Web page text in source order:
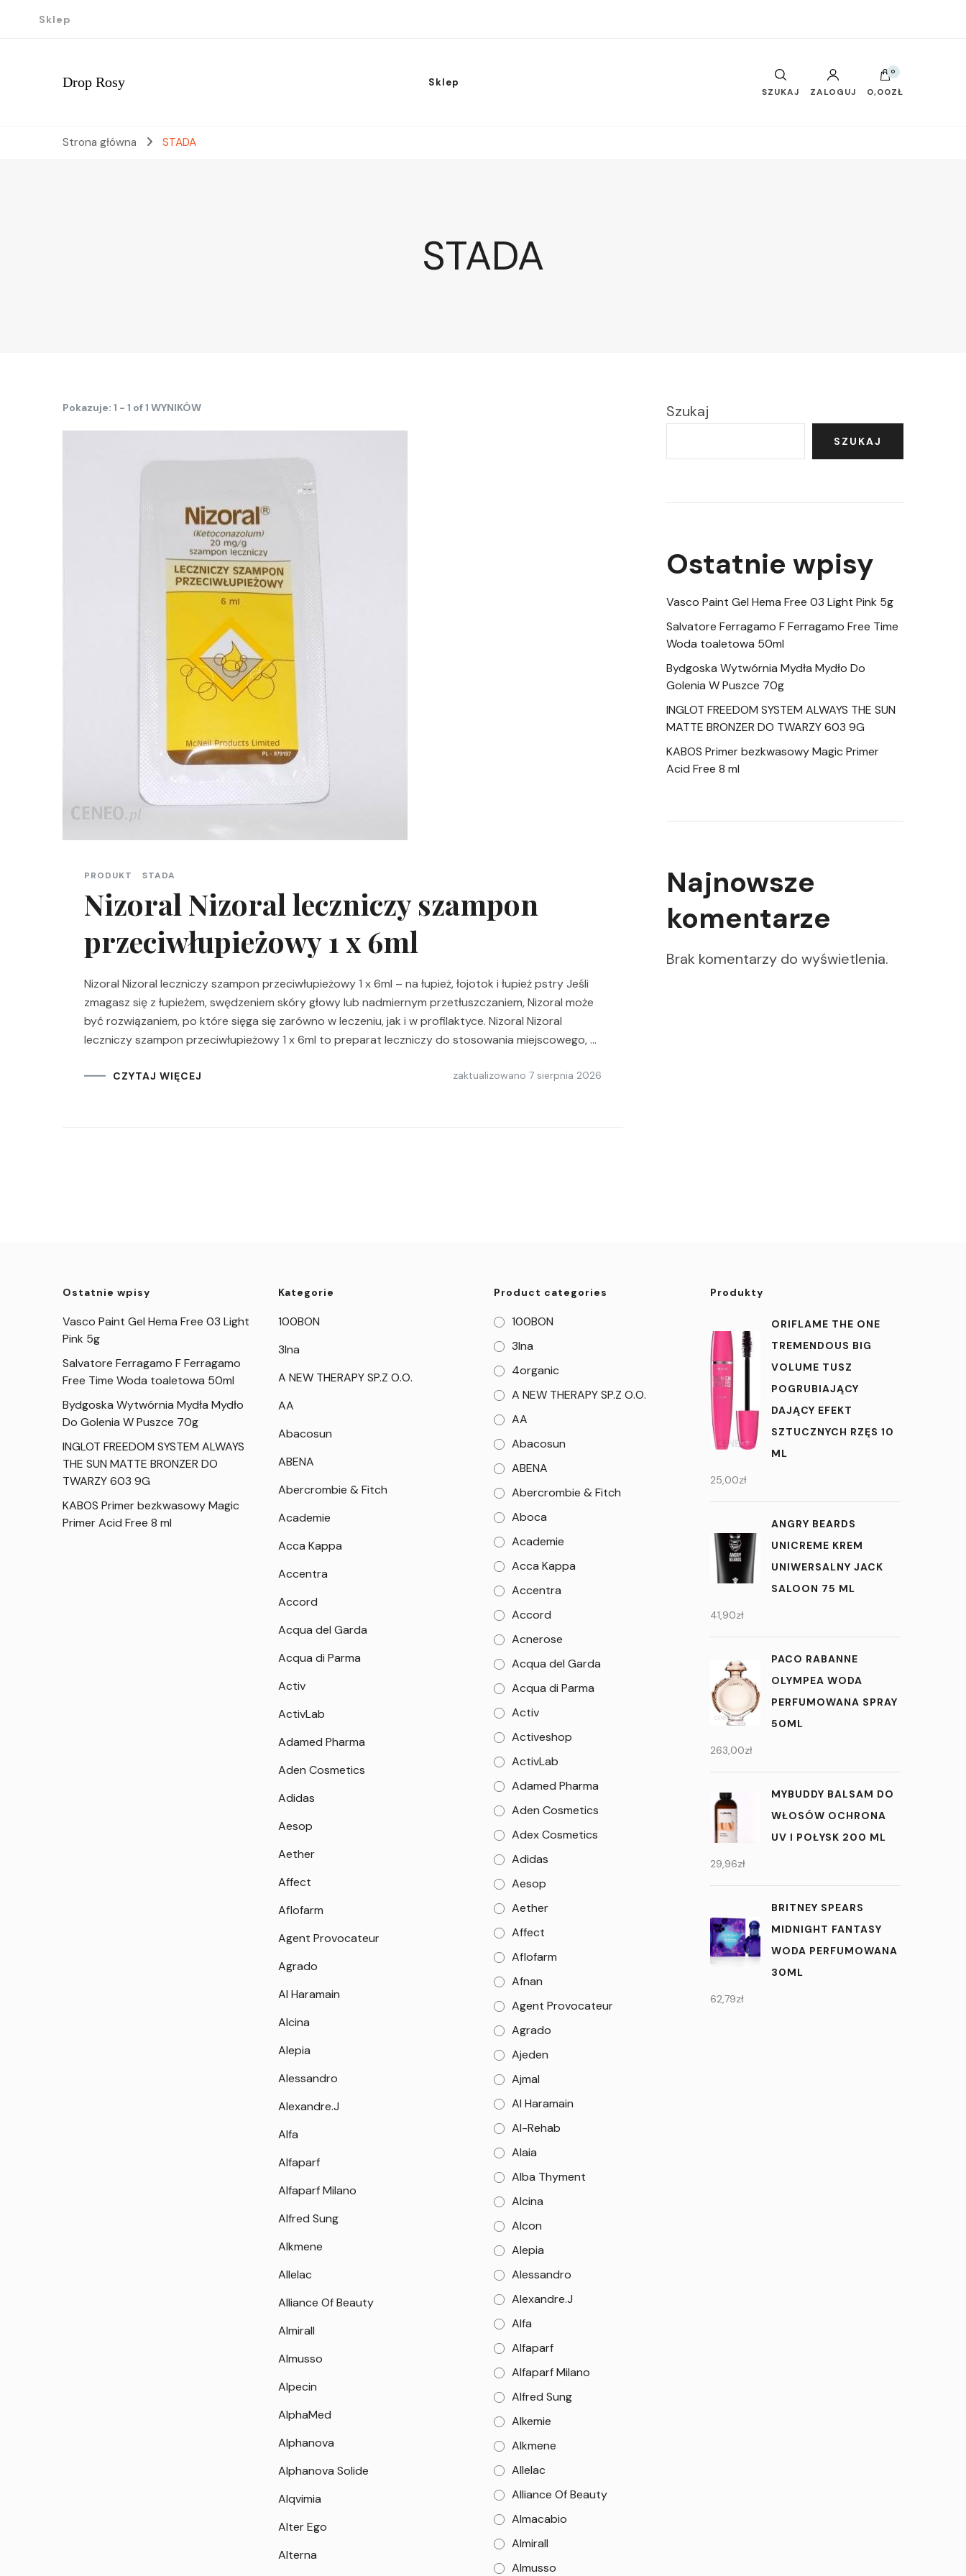
Sklep
Drop Rosy Sklep
SZUKAJ ZALOGUJ
0
0,00ZŁ
Strona główna STADA
STADA
Pokazuje: 1 - 1 of 1 WYNIKÓW
PRODUKT STADA
Nizoral Nizoral leczniczy szampon
przeciwłupieżowy 1 x 6ml
Nizoral Nizoral leczniczy szampon przeciwłupieżowy 1 x 6ml – na łupież, łojotok i łupież pstry Jeśli
zmagasz się z łupieżem, swędzeniem skóry głowy lub nadmiernym przetłuszczaniem, Nizoral może
być rozwiązaniem, po które sięga się zarówno w leczeniu, jak i w profilaktyce. Nizoral Nizoral
leczniczy szampon przeciwłupieżowy 1 x 6ml to preparat leczniczy do stosowania miejscowego, …
CZYTAJ WIĘCEJ zaktualizowano 7 sierpnia 2026
Szukaj
SZUKAJ
Ostatnie wpisy
Vasco Paint Gel Hema Free 03 Light Pink 5g
Salvatore Ferragamo F Ferragamo Free Time
Woda toaletowa 50ml
Bydgoska Wytwórnia Mydła Mydło Do
Golenia W Puszce 70g
INGLOT FREEDOM SYSTEM ALWAYS THE SUN
MATTE BRONZER DO TWARZY 603 9G
KABOS Primer bezkwasowy Magic Primer
Acid Free 8 ml
Najnowsze
komentarze
Brak komentarzy do wyświetlenia.
Ostatnie wpisy
Vasco Paint Gel Hema Free 03 Light
Pink 5g
Salvatore Ferragamo F Ferragamo
Free Time Woda toaletowa 50ml
Bydgoska Wytwórnia Mydła Mydło
Do Golenia W Puszce 70g
INGLOT FREEDOM SYSTEM ALWAYS
THE SUN MATTE BRONZER DO
TWARZY 603 9G
KABOS Primer bezkwasowy Magic
Primer Acid Free 8 ml
Kategorie
100BON
3Ina
A NEW THERAPY SP.Z O.O.
AA
Abacosun
ABENA
Abercrombie & Fitch
Academie
Acca Kappa
Accentra
Accord
Acqua del Garda
Acqua di Parma
Activ
ActivLab
Adamed Pharma
Aden Cosmetics
Adidas
Aesop
Aether
Affect
Aflofarm
Agent Provocateur
Agrado
Al Haramain
Alcina
Alepia
Alessandro
Alexandre.J
Alfa
Alfaparf
Alfaparf Milano
Alfred Sung
Alkmene
Allelac
Alliance Of Beauty
Almirall
Almusso
Alpecin
AlphaMed
Alphanova
Alphanova Solide
Alqvimia
Alter Ego
Alterna
Product categories
100BON
3Ina
4organic
A NEW THERAPY SP.Z O.O.
AA
Abacosun
ABENA
Abercrombie & Fitch
Aboca
Academie
Acca Kappa
Accentra
Accord
Acnerose
Acqua del Garda
Acqua di Parma
Activ
Activeshop
ActivLab
Adamed Pharma
Aden Cosmetics
Adex Cosmetics
Adidas
Aesop
Aether
Affect
Aflofarm
Afnan
Agent Provocateur
Agrado
Ajeden
Ajmal
Al Haramain
Al-Rehab
Alaia
Alba Thyment
Alcina
Alcon
Alepia
Alessandro
Alexandre.J
Alfa
Alfaparf
Alfaparf Milano
Alfred Sung
Alkemie
Alkmene
Allelac
Alliance Of Beauty
Almacabio
Almirall
Almusso
Produkty
ORIFLAME THE ONE
TREMENDOUS BIG
VOLUME TUSZ
POGRUBIAJĄCY
DAJĄCY EFEKT
SZTUCZNYCH RZĘS 10
ML
25,00zł
ANGRY BEARDS
UNICREME KREM
UNIWERSALNY JACK
SALOON 75 ML
41,90zł
PACO RABANNE
OLYMPEA WODA
PERFUMOWANA SPRAY
50ML
263,00zł
MYBUDDY BALSAM DO
WŁOSÓW OCHRONA
UV I POŁYSK 200 ML
29,96zł
BRITNEY SPEARS
MIDNIGHT FANTASY
WODA PERFUMOWANA
30ML
62,79zł